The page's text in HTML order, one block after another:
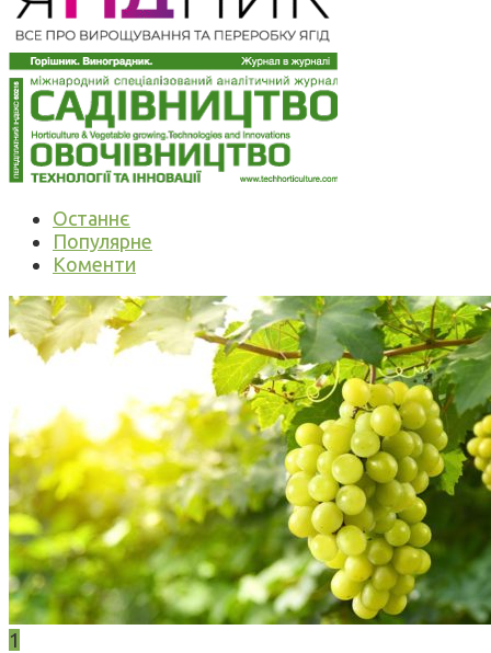
Останнє
Популярне
Коменти
1